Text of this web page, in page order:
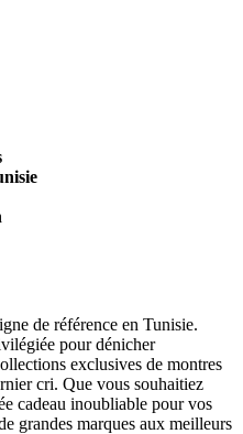
de référence en Tunisie.
pour dénicher
exclusives de montres
cri. Que vous souhaitiez
cadeau inoubliable pour vos
grandes marques aux meilleurs